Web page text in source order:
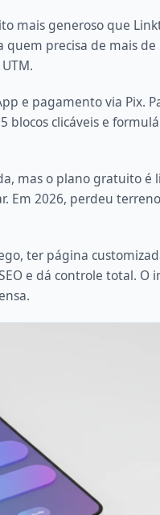
mais generoso que
precisa de mais de
e pagamento via Pix.
clicáveis e
mas o plano gratuito é
Em 2026, perdeu
ter página
e dá controle total. O